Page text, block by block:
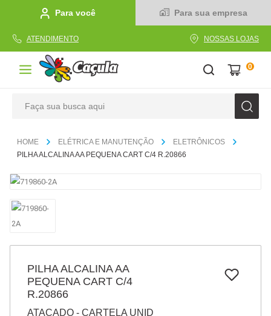
Para você Para sua empresa
ATENDIMENTO NOSSAS LOJAS
0
ELÉTRICA E MANUTENÇÃO
ELETRÔNICOS
PILHA ALCALINA AA PEQUENA CART C/4 R.20866
PILHA ALCALINA AA
PEQUENA CART C/4
R.20866
ATACADO - CARTELA UNID
1º caderno
2
pincel